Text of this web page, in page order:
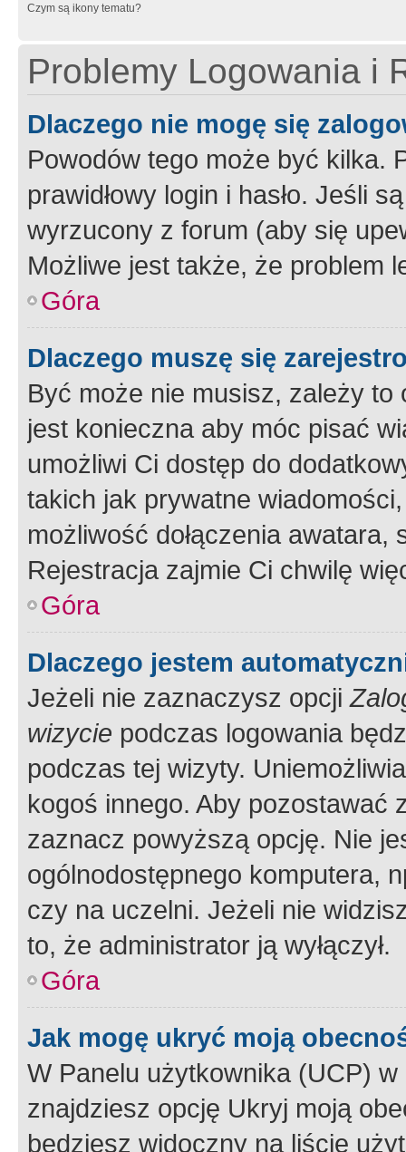
Czym są ikony tematu?
Problemy Logowania i
Dlaczego nie mogę się
Powodów tego może być kilka.
prawidłowy login i hasło. Jeśli
wyrzucony z forum (aby się
Możliwe jest także, że problem
Góra
Dlaczego muszę się
Być może nie musisz, zależy
jest konieczna aby móc pisać
umożliwi Ci dostęp do
takich jak prywatne
możliwość dołączenia
Rejestracja zajmie Ci chwilę
Góra
Dlaczego jestem
Jeżeli nie zaznaczysz opcji
wizycie podczas logowania
podczas tej wizyty.
kogoś innego. Aby pozostawać
zaznacz powyższą opcję. Nie
ogólnodostępnego komputera,
czy na uczelni. Jeżeli nie
to, że administrator ją wyłączył.
Góra
Jak mogę ukryć moją
W Panelu użytkownika (UCP) w
znajdziesz opcję Ukryj moją
będziesz widoczny na liście